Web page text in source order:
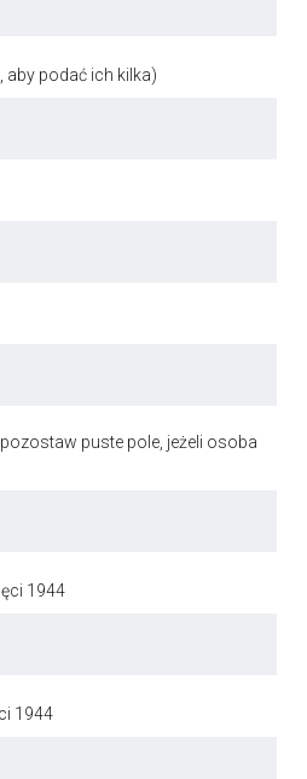
aby podać ich kilka)
puste pole, jeżeli osoba
1944
1944